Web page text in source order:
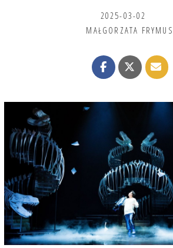
2025-03-02
MAŁGORZATA FRYMUS